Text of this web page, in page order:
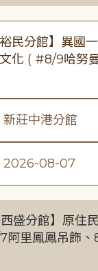
裕民分館】異國
化 ( #8/9哈努
新莊中港分館
2026-08-07
西盛分館】原住
阿里鳳鳳吊飾